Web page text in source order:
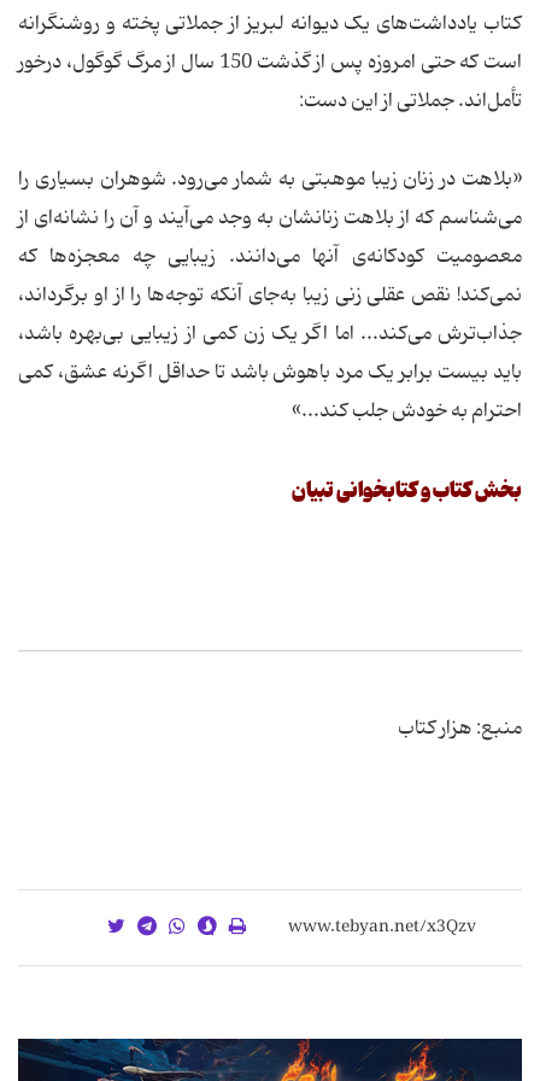
کتاب یادداشت‌های یک دیوانه لبریز از جملاتی پخته و روشنگرانه
است که حتی امروزه پس از گذشت 150 سال از مرگ گوگول، درخور
تأمل‌اند. جملاتی از این دست:
«بلاهت در زنان زیبا موهبتی به شمار می‌رود. شوهران بسیاری را
می‌شناسم که از بلاهت زنانشان به وجد می‌آیند و آن را نشانه‌ای از
معصومیت کودکانه‌ی آنها می‌دانند. زیبایی چه معجزه‌ها که
نمی‌کند! نقص عقلی زنی زیبا به‌جای آنکه توجه‌ها را از او برگرداند،
جذاب‌ترش می‌کند... اما اگر یک زن کمی از زیبایی بی‌بهره باشد،
باید بیست برابر یک مرد باهوش باشد تا حداقل اگرنه عشق، کمی
احترام به خودش جلب کند...»
بخش کتاب و کتابخوانی تبیان
منبع: هزار کتاب